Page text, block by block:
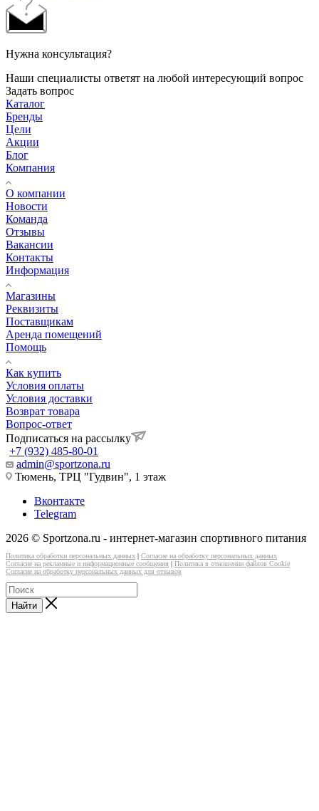
Нужна консультация?
Наши специалисты ответят на любой интересующий вопрос
Задать вопрос
Каталог
Бренды
Цели
Акции
Блог
Компания
О компании
Новости
Команда
Отзывы
Вакансии
Контакты
Информация
Магазины
Реквизиты
Поставщикам
Аренда помещений
Помощь
Как купить
Условия оплаты
Условия доставки
Возврат товара
Вопрос-ответ
Подписаться на рассылку
+7 (932) 485-80-01
admin@sportzona.ru
Тюмень, ТРЦ "Гудвин", 1 этаж
Вконтакте
Telegram
2026 © Sportzona.ru - интернет-магазин спортивного питания
Политика обработки персональных данных | Согласие на обработку персональных данных
Согласие на рекламные и информационные сообщения | Политика в отношении файлов Cookie
Согласие на обработку персональных данных для отзывов
Найти